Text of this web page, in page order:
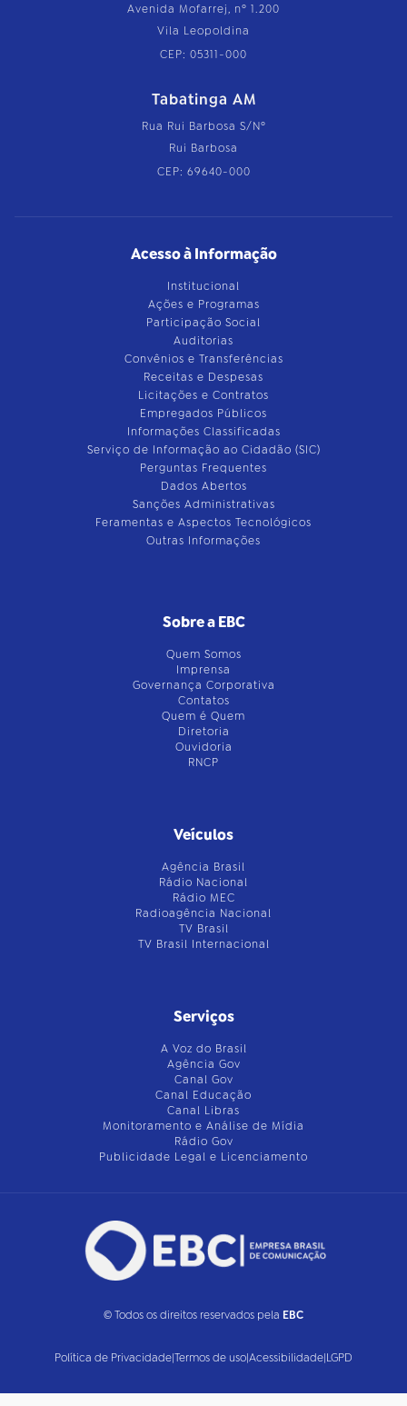
Avenida Mofarrej, nº 1.200
Vila Leopoldina
CEP: 05311-000
Tabatinga AM
Rua Rui Barbosa S/Nº
Rui Barbosa
CEP: 69640-000
Acesso à Informação
Institucional
Ações e Programas
Participação Social
Auditorias
Convênios e Transferências
Receitas e Despesas
Licitações e Contratos
Empregados Públicos
Informações Classificadas
Serviço de Informação ao Cidadão (SIC)
Perguntas Frequentes
Dados Abertos
Sanções Administrativas
Feramentas e Aspectos Tecnológicos
Outras Informações
Sobre a EBC
Quem Somos
Imprensa
Governança Corporativa
Contatos
Quem é Quem
Diretoria
Ouvidoria
RNCP
Veículos
Agência Brasil
Rádio Nacional
Rádio MEC
Radioagência Nacional
TV Brasil
TV Brasil Internacional
Serviços
A Voz do Brasil
Agência Gov
Canal Gov
Canal Educação
Canal Libras
Monitoramento e Análise de Mídia
Rádio Gov
Publicidade Legal e Licenciamento
© Todos os direitos reservados pela EBC
Política de Privacidade|Termos de uso|Acessibilidade|LGPD